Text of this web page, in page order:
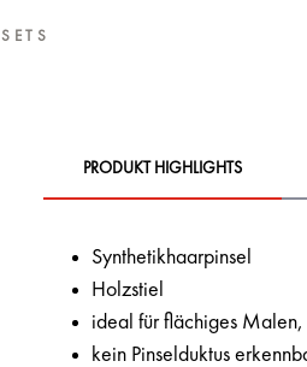
SETS
PRODUKT HIGHLIGHTS
Synthetikhaarpinsel
Holzstiel
ideal für flächiges
kein Pinselduktus